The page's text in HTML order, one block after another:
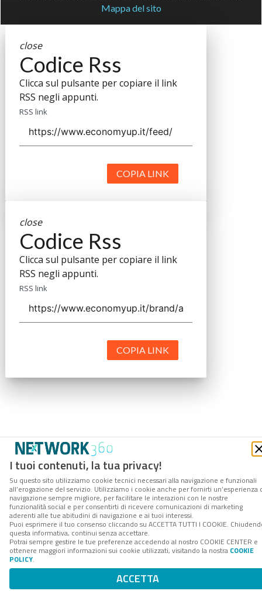
I tuoi contenuti, la tua privacy!
Su questo sito utilizziamo cookie tecnici necessari alla navigazione e funzionali
all’erogazione del servizio. Utilizziamo i cookie anche per fornirti un’esperienza
navigazione sempre migliore, per facilitare le interazioni con le nostre
funzionalità social e per consentirti di ricevere comunicazioni di marketing
aderenti alle tue abitudini di navigazione e ai tuoi interessi.
Puoi esprimere il tuo consenso cliccando su ACCETTA TUTTI I COOKIE.
questa informativa, continui senza accettare.
Potrai sempre gestire le tue preferenze accedendo al nostro COOKIE CENTER e
ottenere maggiori informazioni sui cookie utilizzati, visitando la nostra COOKIE
POLICY.
ACCETTA
Mappa del sito
close
Codice Rss
Clicca sul pulsante per copiare il link
RSS negli appunti.
RSS link
COPIA LINK
close
Codice Rss
Clicca sul pulsante per copiare il link
RSS negli appunti.
RSS link
COPIA LINK